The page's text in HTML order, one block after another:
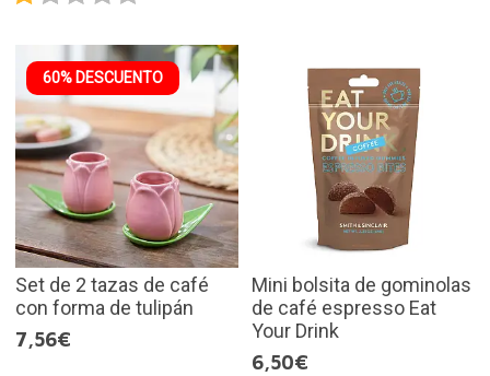
60% DESCUENTO
Set de 2 tazas de café
con forma de tulipán
7,56€
Mini bolsita de gominolas
de café espresso Eat
Your Drink
6,50€